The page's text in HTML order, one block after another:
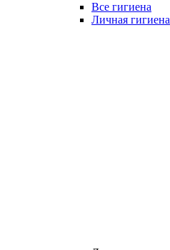
Все гигиена
Личная гигиена